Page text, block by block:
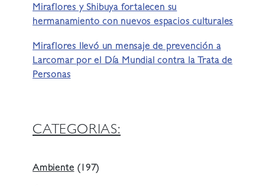
Miraflores y Shibuya fortalecen su
hermanamiento con nuevos espacios culturales
Miraflores llevó un mensaje de prevención a
Larcomar por el Día Mundial contra la Trata de
Personas
CATEGORIAS:
Ambiente (197)